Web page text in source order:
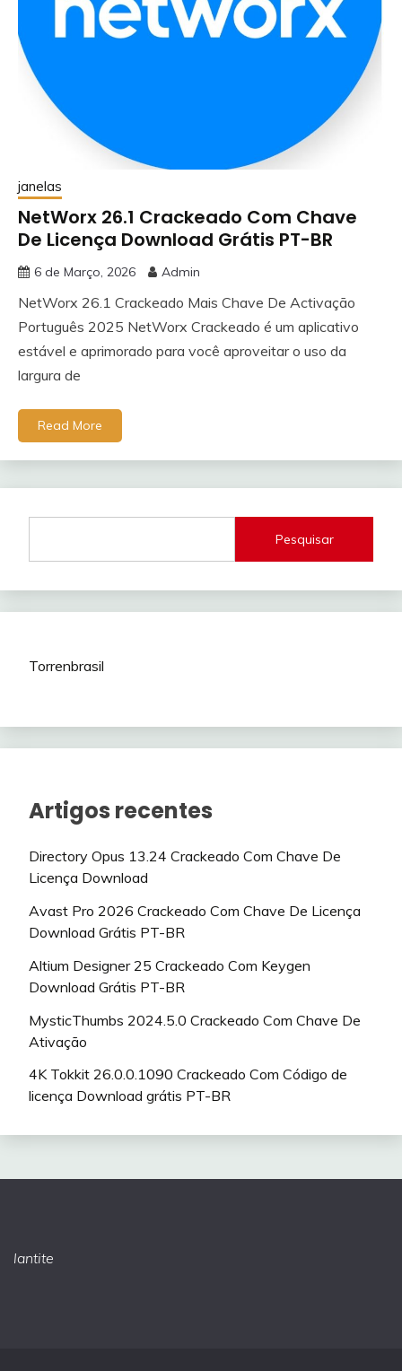
janelas
NetWorx 26.1 Crackeado Com Chave
De Licença Download Grátis PT-BR
6 de Março, 2026 Admin
NetWorx 26.1 Crackeado Mais Chave De Activação
Português 2025 NetWorx Crackeado é um aplicativo
estável e aprimorado para você aproveitar o uso da
largura de
Read More
Pesquisar
Torrenbrasil
Artigos recentes
Directory Opus 13.24 Crackeado Com Chave De
Licença Download
Avast Pro 2026 Crackeado Com Chave De Licença
Download Grátis PT-BR
Altium Designer 25 Crackeado Com Keygen
Download Grátis PT-BR
MysticThumbs 2024.5.0 Crackeado Com Chave De
Ativação
4K Tokkit 26.0.0.1090 Crackeado Com Código de
licença Download grátis PT-BR
lantite